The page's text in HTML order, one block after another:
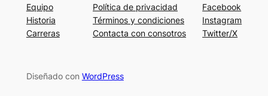
Equipo
Historia
Carreras
Política de privacidad
Términos y condiciones
Contacta con consotros
Facebook
Instagram
Twitter/X
Diseñado con WordPress